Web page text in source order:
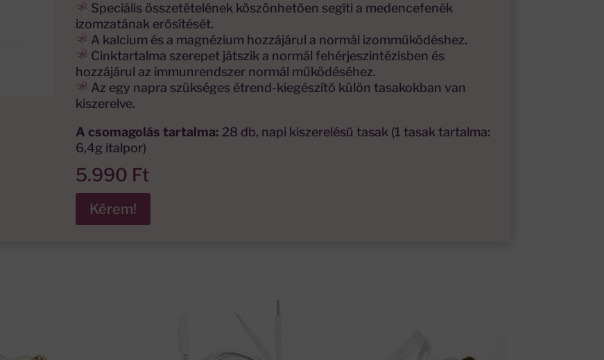
Speciális összetételének köszönhetően segíti a medencefenék
izomzatának erősítését.
A kalcium és a magnézium hozzájárul a normál izomműködéshez.
Cinktartalma szerepet játszik a normál fehérjeszintézisben és
hozzájárul az immunrendszer normál működéséhez.
Az egy napra szükséges étrend-kiegészítő külön tasakokban van
kiszerelve.
A csomagolás tartalma: 28 db, napi kiszerelésű tasak (1 tasak tartalma:
6,4g italpor)
5.990 Ft
Kérem!